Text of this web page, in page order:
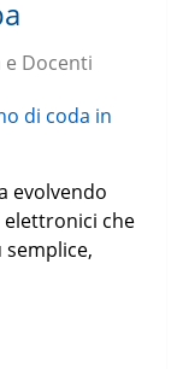
e Docenti
evolvendo
elettronici che